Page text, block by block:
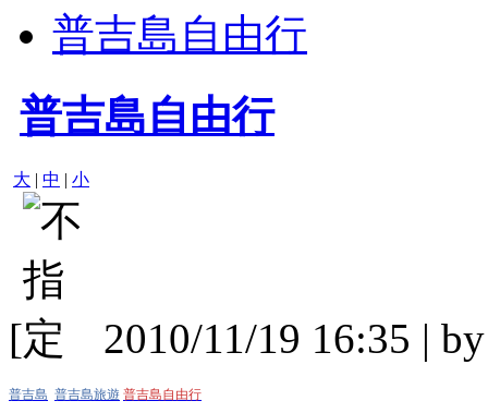
普吉島自由行
普吉島自由行
大 | 中 | 小
[ 2010/11/19 16:35 |
普吉島 普吉島旅遊 普吉島自由行